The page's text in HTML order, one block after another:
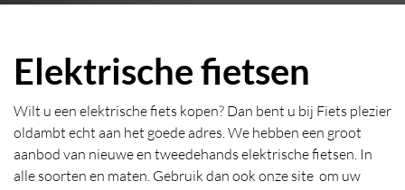
Elektrische fietsen
Wilt u een elektrische fiets kopen? Dan bent u bij Fiets plezier
oldambt echt aan het goede adres. We hebben een groot
aanbod van nieuwe en tweedehands elektrische fietsen. In
alle soorten en maten. Gebruik dan ook onze site om uw